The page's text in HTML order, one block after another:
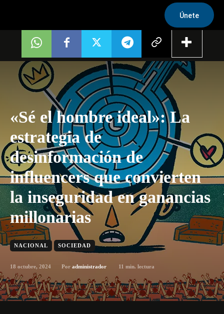
Únete
«Sé el hombre ideal»: La
estrategia de
desinformación de
influencers que convierten
la inseguridad en ganancias
millonarias
NACIONAL SOCIEDAD
18 octubre, 2024 Por administrador 11 min. lectura